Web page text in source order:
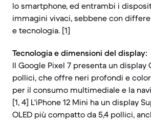
lo smartphone, ed entrambi i
immagini vivaci, sebbene con
e tecnologia. [1]
Tecnologia e dimensioni del display:
Il Google Pixel 7 presenta un display
pollici, che offre neri profondi e
per il consumo multimediale e la
[1, 4] L'iPhone 12 Mini ha un display
OLED più compatto da 5,4 pollici,